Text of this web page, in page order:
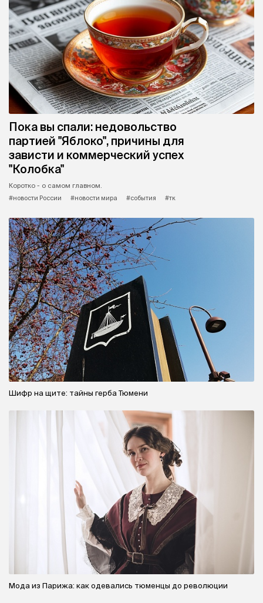
Пока вы спали: недовольство
партией "Яблоко", причины для
зависти и коммерческий успех
"Колобка"
Коротко - о самом главном.
#новости России
#новости мира #события #тк
Шифр на щите: тайны герба Тюмени
Мода из Парижа: как одевались тюменцы до революции